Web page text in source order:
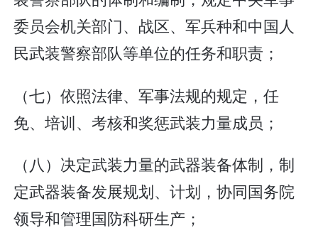
委员会机关部门、战区、军兵种和中国人
民武装警察部队等单位的任务和职责；
（七）依照法律、军事法规的规定，任
免、培训、考核和奖惩武装力量成员；
（八）决定武装力量的武器装备体制，制
定武器装备发展规划、计划，协同国务院
领导和管理国防科研生产；